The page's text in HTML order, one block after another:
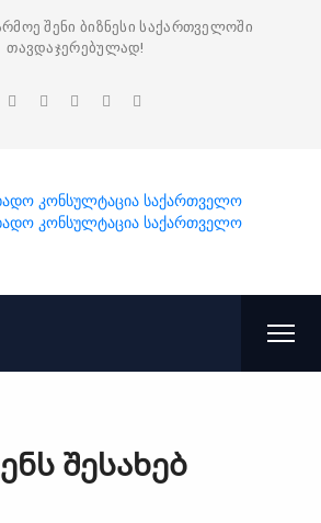
შენი ბიზნესი საქართველოში
თავდაჯერებულად!
შესახებ